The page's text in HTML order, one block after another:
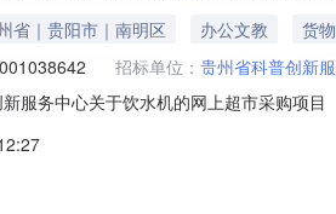
省｜贵阳市｜南明区 办公文教
货物
招标单位： 贵州省科普创新
服务中心关于饮水机的网上超市采购项
项目所在行政区划名称:贵州省本级报